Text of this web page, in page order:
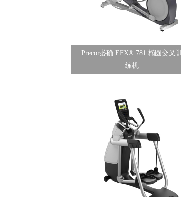
Precor必确 EFX® 781 椭圆交叉训
练机